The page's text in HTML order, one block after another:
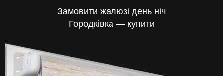
Замовити жалюзі день ніч
Городківка — купити